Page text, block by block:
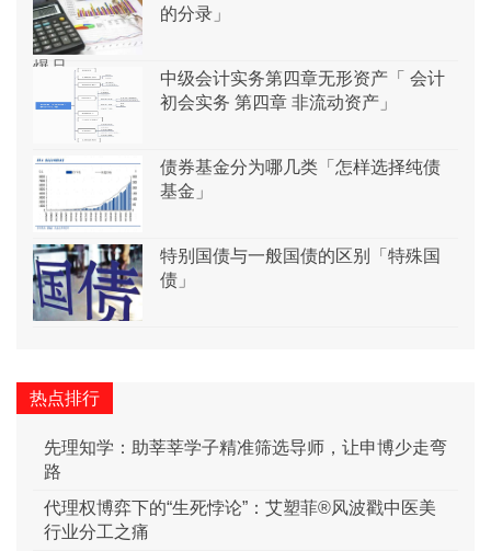
的分录」
中级会计实务第四章无形资产「 会计
初会实务 第四章 非流动资产」
债券基金分为哪几类「怎样选择纯债
基金」
特别国债与一般国债的区别「特殊国
债」
热点排行
先理知学：助莘莘学子精准筛选导师，让申博少走弯
路
代理权博弈下的“生死悖论”：艾塑菲®风波戳中医美
行业分工之痛